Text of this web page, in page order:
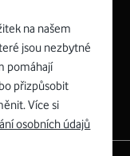
stojánku)
připojení Wi-
2,4 GHz a
na našem
jsou nezbytné
pomáhají
přizpůsobit
Více si
osobních údajů